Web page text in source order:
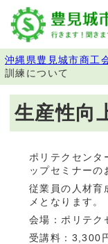
沖縄県豊見城市商工
訓練について
生産性向
ポリテクセンタ
ップセミナーの
従業員の人材育
メとなります。
会場：ポリテク
受講料：3,300